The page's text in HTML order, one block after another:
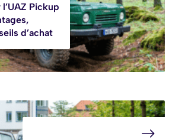
Pickup
d’achat